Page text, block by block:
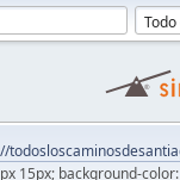
15px; background-